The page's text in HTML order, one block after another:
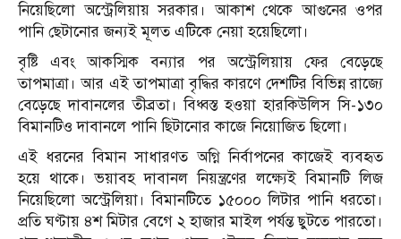
নিয়েছিলো অস্ট্রেলিয়ায় সরকার। আকাশ থেকে আগুনের ওপর
পানি ছেটানোর জন্যই মূলত এটিকে নেয়া হয়েছিলো।
বৃষ্টি এবং আকস্মিক বন্যার পর অস্ট্রেলিয়ায় ফের বেড়েছে
তাপমাত্রা। আর এই তাপমাত্রা বৃদ্ধির কারণে দেশটির বিভিন্ন রাজ্যে
বেড়েছে দাবানলের তীব্রতা। বিধ্বস্ত হওয়া হারকিউলিস সি-১৩০
বিমানটিও দাবানলে পানি ছিটানোর কাজে নিয়োজিত ছিলো।
এই ধরনের বিমান সাধারণত অগ্নি নির্বাপনের কাজেই ব্যবহৃত
হয়ে থাকে। ভয়াবহ দাবানল নিয়ন্ত্রণের লক্ষ্যেই বিমানটি লিজ
নিয়েছিলো অস্ট্রেলিয়া। বিমানটিতে ১৫০০০ লিটার পানি ধরতো।
প্রতি ঘণ্টায় ৪শ মিটার বেগে ২ হাজার মাইল পর্যন্ত ছুটতে পারতো।